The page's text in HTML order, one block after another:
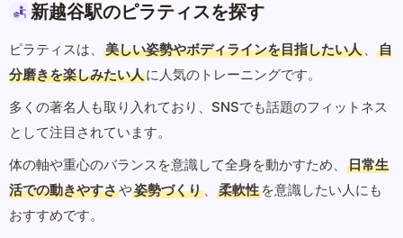
新越谷駅のピラティスを探す
ピラティスは、 美しい姿勢やボディラインを目指したい人 、
自
分磨きを楽しみたい人に人気のトレーニングです。
多くの著名人も取り入れており、SNSでも話題のフィットネス
として注目されています。
体の軸や重心のバランスを意識して全身を動かすため、
日常生
活での動きやすさや姿勢づくり 、 柔軟性 を意識したい人にも
おすすめです。